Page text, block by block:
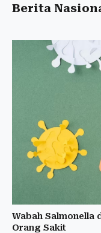
Berita
Wabah Salmonella
Orang Sakit